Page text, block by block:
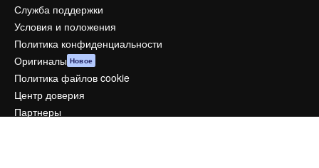
Служба поддержки
Условия и положения
Политика конфиденциальности
Оригиналы Новое
Политика файлов cookie
Центр доверия
Партнеры